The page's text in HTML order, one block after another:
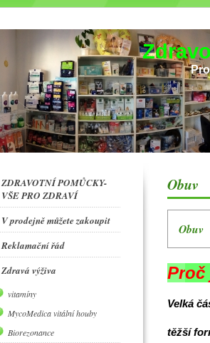
Obuv
Obuv
Proč
Velká
těžší
ZDRAVOTNÍ POMŮCKY-
VŠE PRO ZDRAVÍ
V prodejně můžete zakoupit
Reklamační řád
Zdravá výživa
vitamíny
MycoMedica vitální houby
Biorezonance